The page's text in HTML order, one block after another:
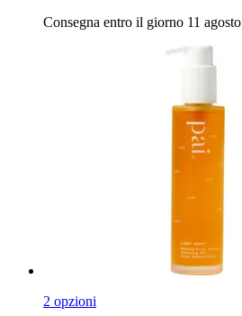
Consegna entro il giorno 11 agosto
2 opzioni